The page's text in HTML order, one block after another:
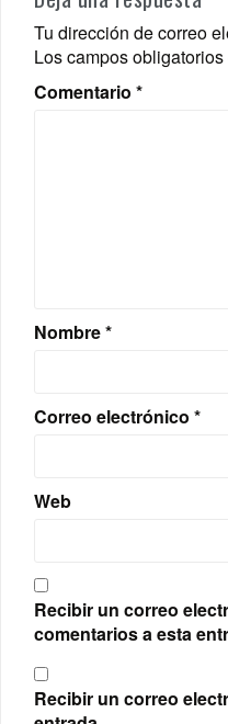
Tu dirección de correo
Los campos
Comentario *
Nombre*
Correo electrónico *
Web
Recibir un correo
comentarios a esta
Recibir un correo